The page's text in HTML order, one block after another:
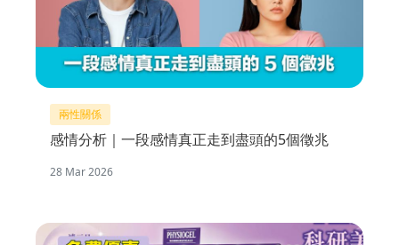
兩性關係
感情分析｜一段感情真正走到盡頭的5個徵兆
28 Mar 2026